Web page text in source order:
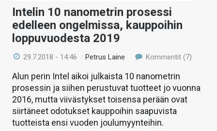
Intelin 10 nanometrin prosessi
edelleen ongelmissa, kauppoihin
loppuvuodesta 2019
29.7.2018 - 14:46 /Petrus Laine Kommentit (7)
Alun perin Intel aikoi julkaista 10 nanometrin
prosessin ja siihen perustuvat tuotteet jo vuonna
2016, mutta viivästykset toisensa perään ovat
siirtäneet odotukset kauppoihin saapuvista
tuotteista ensi vuoden joulumyynteihin.